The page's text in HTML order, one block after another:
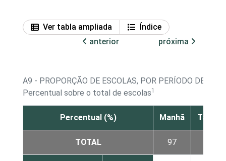
Ver tabla ampliada
Índice
anterior
próxima
A9 - PROPORÇÃO DE ESCOLAS, POR PERÍODO DE
Percentual sobre o total de escolas1
Percentual (%) Manhã Tarde
TOTAL 97